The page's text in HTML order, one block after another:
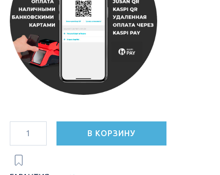
В КОРЗИНУ